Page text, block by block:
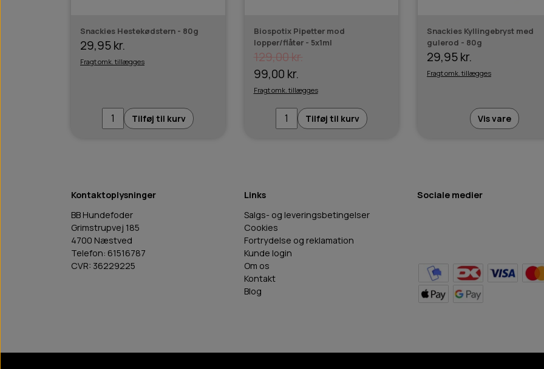
Snackies Hestekødstern - 80g
29,95 kr.
Fragt omk. tillægges
Tilføj til kurv
Biospotix Pipetter mod
lopper/flåter - 5x1ml
129,00 kr.
99,00 kr.
Fragt omk. tillægges
Tilføj til kurv
Snackies Kyllingebryst med
gulerod - 80g
29,95 kr.
Fragt omk. tillægges
Vis vare
Kontaktoplysninger
BB Hundefoder
Grimstrupvej 185
4700 Næstved
Telefon: 61516787
CVR: 36229225
Links
Salgs- og leveringsbetingelser
Cookies
Fortrydelse og reklamation
Kunde login
Om os
Kontakt
Blog
Sociale medier